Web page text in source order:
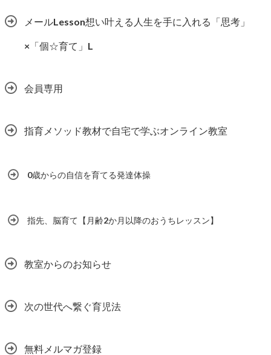
メールLesson想い叶える人生を手に入れる「思考」
×「個☆育て」L
会員専用
指育メソッド教材で自宅で学ぶオンライン教室
0歳からの自信を育てる発達体操
指先、脳育て【月齢2か月以降のおうちレッスン】
教室からのお知らせ
次の世代へ繋ぐ育児法
無料メルマガ登録